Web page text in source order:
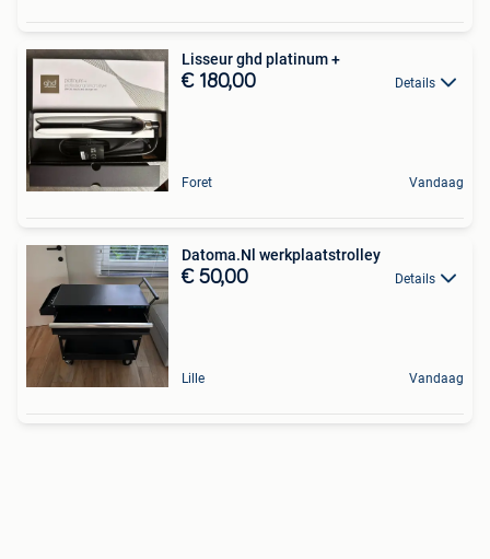
Lisseur ghd platinum +
€ 180,00 Details
Foret Vandaag
Datoma.Nl werkplaatstrolley
€ 50,00 Details
Lille Vandaag